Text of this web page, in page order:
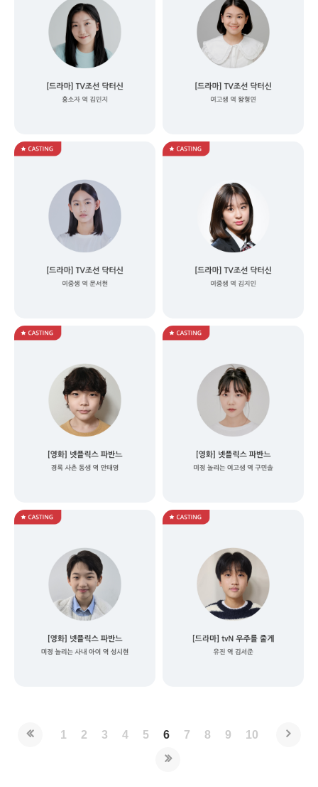
1 2 3 4 5 6 7 8 9 10